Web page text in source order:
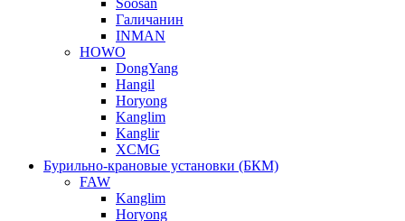
Soosan
Галичанин
INMAN
HOWO
DongYang
Hangil
Horyong
Kanglim
Kanglir
XCMG
Бурильно-крановые установки (БКМ)
FAW
Kanglim
Horyong